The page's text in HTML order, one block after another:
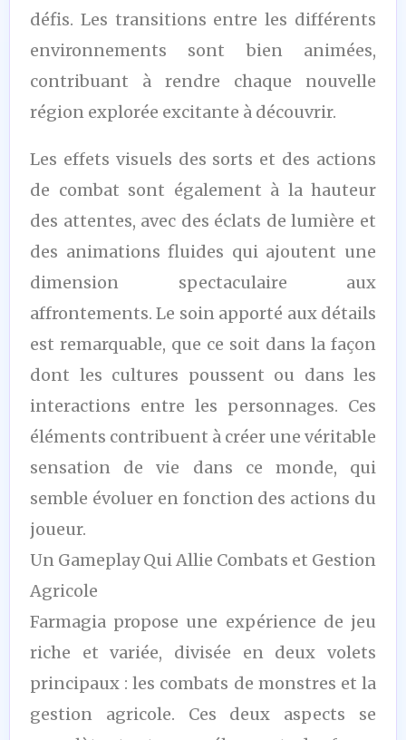
défis. Les transitions entre les différents
environnements sont bien animées,
contribuant à rendre chaque nouvelle
région explorée excitante à découvrir.
Les effets visuels des sorts et des actions
de combat sont également à la hauteur
des attentes, avec des éclats de lumière et
des animations fluides qui ajoutent une
dimension spectaculaire aux
affrontements. Le soin apporté aux détails
est remarquable, que ce soit dans la façon
dont les cultures poussent ou dans les
interactions entre les personnages. Ces
éléments contribuent à créer une véritable
sensation de vie dans ce monde, qui
semble évoluer en fonction des actions du
joueur.
Un Gameplay Qui Allie Combats et Gestion
Agricole
Farmagia propose une expérience de jeu
riche et variée, divisée en deux volets
principaux : les combats de monstres et la
gestion agricole. Ces deux aspects se